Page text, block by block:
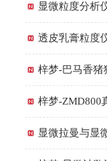
显微粒度分析
透皮乳膏粒度
梓梦-巴马香猪
梓梦-ZMD800
显微拉曼与显